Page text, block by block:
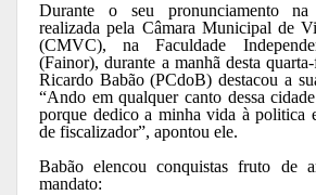
Durante o seu pronunciamento na
realizada pela Câmara Municipal de
(CMVC), na Faculdade
(Fainor), durante a manhã desta
Ricardo Babão (PCdoB) destacou a
“Ando em qualquer canto dessa
porque dedico a minha vida à politica
de fiscalizador”, apontou ele.
Babão elencou conquistas fruto de
mandato: